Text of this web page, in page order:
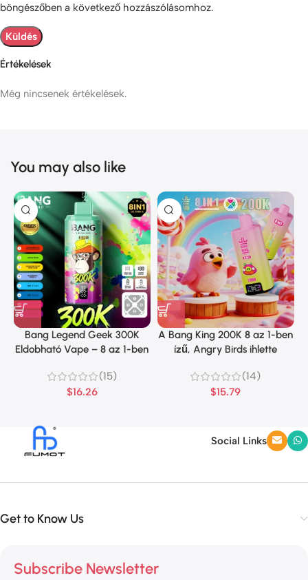
Értékelések
Még nincsenek értékelések.
böngészőben a következő hozzászólásomhoz.
You may also like
Bang Legend Geek 300K
Eldobható Vape – 8 az 1-ben
(15)
$16.26
A Bang King 200K 8 az 1-ben
ízű, Angry Birds ihlette
(14)
$15.79
Social Links
Get to Know Us
Subscribe Newsletter